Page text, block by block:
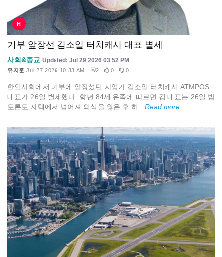
H
기부 앞장선 김소일 터치캐시 대표 별세
사회&종교 Updated: Jul 29 2026 03:52 PM
유지훈 Jul 27 2026 10:33 AM 2 0 0
한인사회에서 기부에 앞장섰던 사업가 김소일 터치캐시 ATMPOS
대표가 26일 별세했다. 향년 84세.유족에 따르면 김 대표는 26일 밤
토론토 자택에서 넘어져 의식을 잃은 후 허... Read more...